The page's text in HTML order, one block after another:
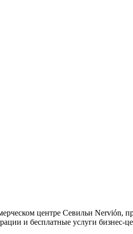
центре Севильи Nervión,
и бесплатные услуги бизнес-